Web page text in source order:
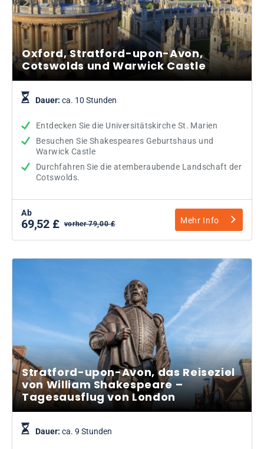
Oxford, Stratford-upon-Avon,
Cotswolds und Warwick Castle
Dauer: ca. 10 Stunden
Entdecken Sie die Universitätskirche St. Marien
Besuchen Sie Shakespeares Geburtshaus und
Warwick Castle
Durchfahren Sie die atemberaubende Landschaft der
Cotswolds.
Ab
69,52 £ vorher 79,00 £ Mehr Info
Stratford-upon-Avon, das Reiseziel
von William Shakespeare –
Tagesausflug von London
Dauer: ca. 9 Stunden